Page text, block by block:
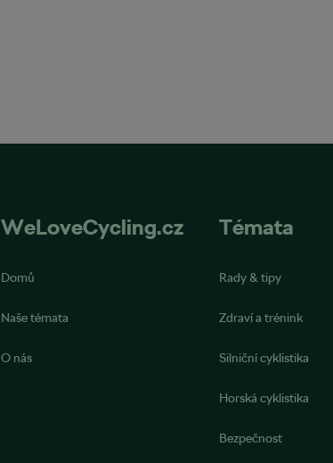
WeLoveCycling.cz
Domů
Naše témata
O nás
Témata
Rady & tipy
Zdraví a trénink
Silniční cyklistika
Horská cyklistika
Bezpečnost